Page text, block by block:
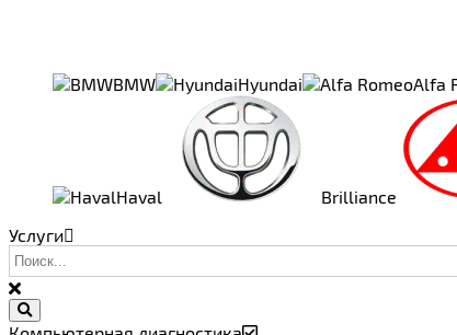
BMW Hyundai Alfa
Haval Brilliance
Услуги